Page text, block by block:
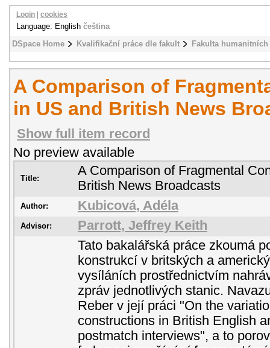
DSpace Home Kvalifikační práce dle fakult Fakulta
Login cookies
Language: English čeština
A Comparison of
in US and British News
Show full item record
No preview available
Title:
A Comparison of Fragmental
British News Broadcasts
Author: Kubicová, Adéla
Advisor: Parrott, Jeffrey Keith
Tato bakalářská práce zkoumá
konstrukcí v britských a
vysíláních prostřednictvím
zpráv jednotlivých stanic.
Reber v její práci "On the
constructions in British English
postmatch interviews", a to